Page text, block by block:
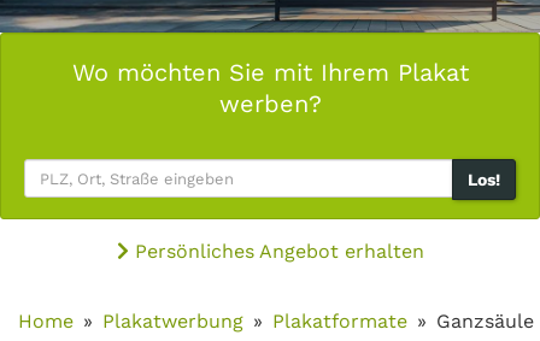
Wo möchten Sie mit Ihrem Plakat
werben?
Los!
Persönliches Angebot erhalten
Home Plakatwerbung Plakatformate Ganzsäule